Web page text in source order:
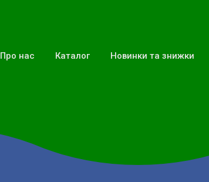
Про нас Каталог Новинки та знижки